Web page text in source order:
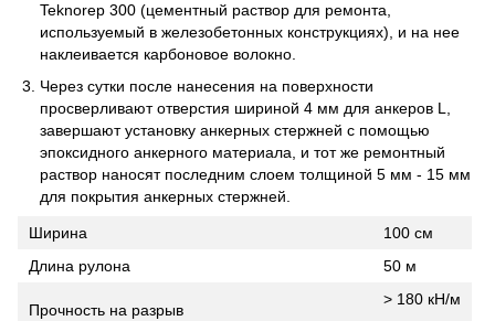
Teknorep 300 (цементный раствор для ремонта,
используемый в железобетонных конструкциях), и на нее
наклеивается карбоновое волокно.
Через сутки после нанесения на поверхности
просверливают отверстия шириной 4 мм для анкеров L,
завершают установку анкерных стержней с помощью
эпоксидного анкерного материала, и тот же ремонтный
раствор наносят последним слоем толщиной 5 мм - 15 мм
для покрытия анкерных стержней.
Ширина
100 см
Длина рулона
50 м
Прочность на разрыв
> 180 кН/м